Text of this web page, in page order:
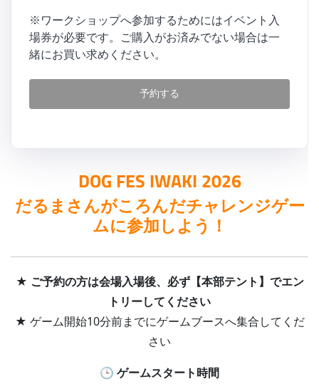
※ワークショップへ参加するためにはイベント入
場券が必要です。ご購入がお済みでない場合は一
緒にお買い求めください。
予約する
DOG FES IWAKI 2026
だるまさんがころんだチャレンジゲー
ムに参加しよう！
★ ご予約の方は会場入場後、必ず【本部テント】でエン
トリーしてください
★ ゲーム開始10分前までにゲームブースへ集合してくだ
さい
🕒 ゲームスタート時間